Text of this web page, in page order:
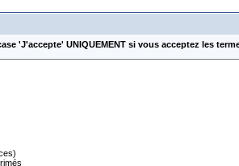
'J'accepte' UNIQUEMENT si vous acceptez les